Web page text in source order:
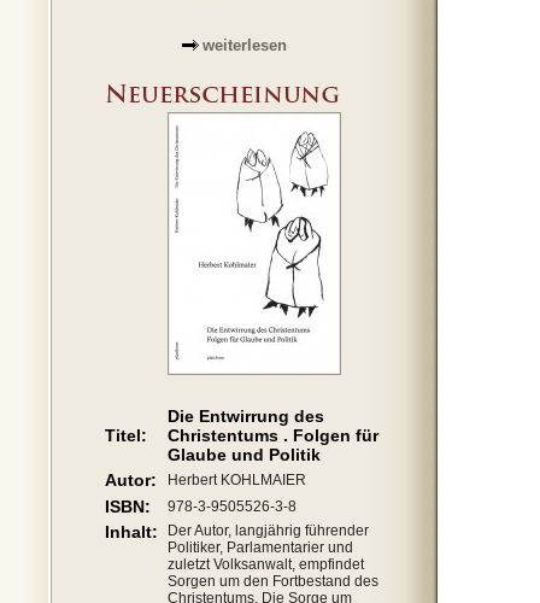
weiterlesen
Titel:
Die Entwirrung des
Christentums . Folgen für
Glaube und Politik
Autor:
Herbert KOHLMAIER
ISBN: 978-3-9505526-3-8
Inhalt:
Der Autor, langjährig führender
Politiker, Parlamentarier und
zuletzt Volksanwalt, empfindet
Sorgen um den Fortbestand des
Christentums. Die Sorge um